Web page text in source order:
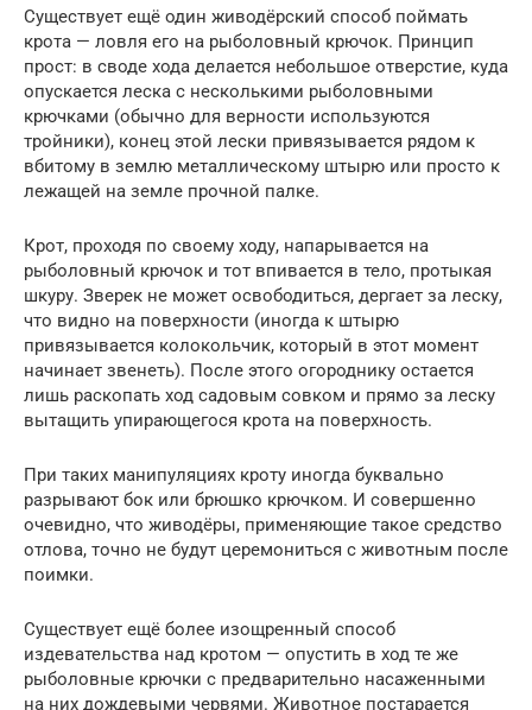
Существует ещё один живодёрский способ поймать
крота — ловля его на рыболовный крючок. Принцип
прост: в своде хода делается небольшое отверстие, куда
опускается леска с несколькими рыболовными
крючками (обычно для верности используются
тройники), конец этой лески привязывается рядом к
вбитому в землю металлическому штырю или просто к
лежащей на земле прочной палке.
Крот, проходя по своему ходу, напарывается на
рыболовный крючок и тот впивается в тело, протыкая
шкуру. Зверек не может освободиться, дергает за леску,
что видно на поверхности (иногда к штырю
привязывается колокольчик, который в этот момент
начинает звенеть). После этого огороднику остается
лишь раскопать ход садовым совком и прямо за леску
вытащить упирающегося крота на поверхность.
При таких манипуляциях кроту иногда буквально
разрывают бок или брюшко крючком. И совершенно
очевидно, что живодёры, применяющие такое средство
отлова, точно не будут церемониться с животным после
поимки.
Существует ещё более изощренный способ
издевательства над кротом — опустить в ход те же
рыболовные крючки с предварительно насаженными
на них дождевыми червями. Животное постарается